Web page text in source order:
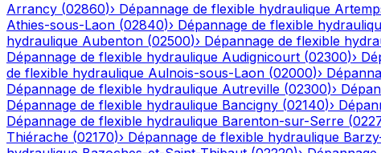
Arrancy (02860)› Dépannage de flexible hydraulique
Athies-sous-Laon (02840)› Dépannage de flexible
hydraulique Aubenton (02500)› Dépannage de flexible
Dépannage de flexible hydraulique Audignicourt (02300)›
de flexible hydraulique Aulnois-sous-Laon (02000)›
Dépannage de flexible hydraulique Autreville (02300)›
Dépannage de flexible hydraulique Bancigny (02140)›
Dépannage de flexible hydraulique Barenton-sur-Serre (
Thiérache (02170)› Dépannage de flexible hydraulique